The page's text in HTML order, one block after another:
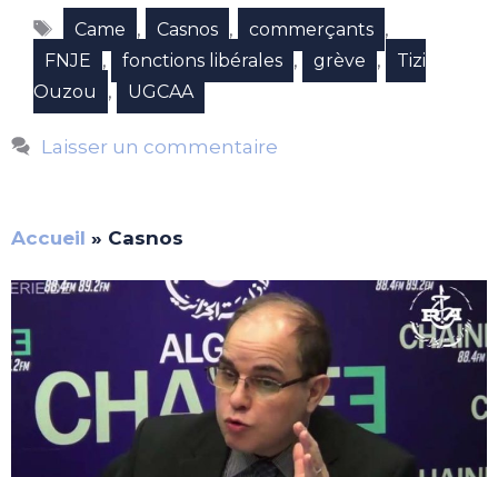
Étiquettes
Came , Casnos , commerçants ,
FNJE , fonctions libérales , grève ,
Tizi
Ouzou
, UGCAA
Laisser un commentaire
Accueil » Casnos